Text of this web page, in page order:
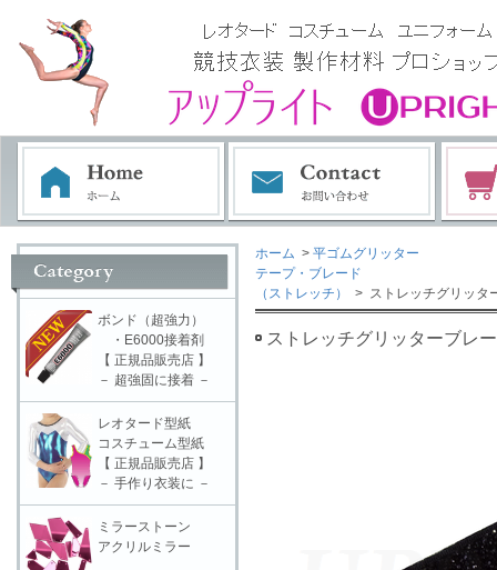
ホーム > 平ゴムグリッター
テープ・ブレード
（ストレッチ）
> ストレッチグリッタ
ストレッチグリッターブレ
ボンド（超強力）
・E6000接着剤
【 正規品販売店 】
－ 超強固に接着 －
レオタード型紙
コスチューム型紙
【 正規品販売店 】
－ 手作り衣装に －
ミラーストーン
アクリルミラー